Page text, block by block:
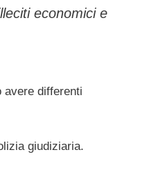
economici e
avere differenti
giudiziaria.